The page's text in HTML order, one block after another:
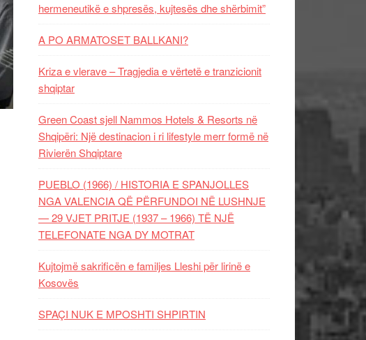
hermeneutikë e shpresës, kujtesës dhe shërbimit”
A PO ARMATOSET BALLKANI?
Kriza e vlerave – Tragjedia e vërtetë e tranzicionit
shqiptar
Green Coast sjell Nammos Hotels & Resorts në
Shqipëri: Një destinacion i ri lifestyle merr formë në
Rivierën Shqiptare
PUEBLO (1966) / HISTORIA E SPANJOLLES
NGA VALENCIA QË PËRFUNDOI NË LUSHNJE
— 29 VJET PRITJE (1937 – 1966) TË NJË
TELEFONATE NGA DY MOTRAT
Kujtojmë sakrificën e familjes Lleshi për lirinë e
Kosovës
SPAÇI NUK E MPOSHTI SHPIRTIN